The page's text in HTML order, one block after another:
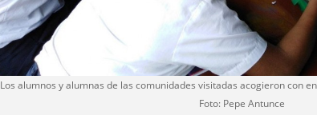
Los alumnos y alumnas de las comunidades visitadas acogieron con
Foto: Pepe Antunce